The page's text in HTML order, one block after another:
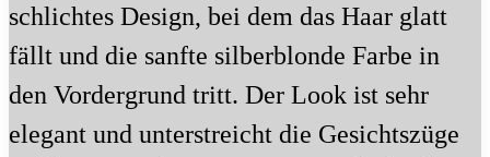
schlichtes Design, bei dem das Haar glatt
fällt und die sanfte silberblonde Farbe in
den Vordergrund tritt. Der Look ist sehr
elegant und unterstreicht die Gesichtszüge